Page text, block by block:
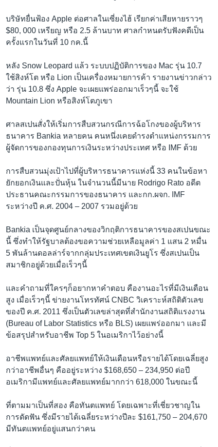
บริษัทยื่นฟ้อง Apple ต่อศาลในเซี่ยงไฮ้ เรียกค่าเสียหายราวๆ
$80, 000 เหรียญ หรือ 2.5 ล้านบาท ศาลกำหนดรับฟังคดีเป็น
ครั้งแรกในวันที่ 10 กค.นี้
หลัง Snow Leopard แล้ว ระบบปฏิบัติการของ Mac รุ่น 10.7
ใช้สิงห์โต หรือ Lion เป็นเครื่องหมายการค้า รายงานข่าวกล่าว
ว่า รุ่น 10.8 ซึ่ง Apple จะเผยแพร่ออกมาเร็วๆนี้ จะใช้
Mountain Lion หรือสิงห์โตภูเขา
ศาลสเปนสั่งให้เริ่มการสืบสวนกรณีการฉ้อโกงของผู้บริหาร
ธนาคาร Bankia หลายคน คนหนึ่งเคยดำรงตำแหน่งกรรมการ
ผู้จัดการของกองทุนการเงินระหว่างประเทศ หรือ IMF ด้วย
การสืบสวนมุ่งเป้าไปที่ผู้บริหารธนาคารแห่งนี้ 33 คนในข้อหา
ยักยอกเงินและปั่นหุ้น ในจำนวนนี้มีนาย Rodrigo Rato อดีต
ประธานคณะกรรมการของธนาคาร และกก.ผจก. IMF
ระหว่างปี ค.ศ. 2004 – 2007 รวมอยู่ด้วย
Bankia เป็นจุดศูนย์กลางของวิกฤติการธนาคารของสเปนขณะ
นี้ ซึ่งทำให้รัฐบาลต้องขอความช่วยเหลือมูลค่า 1 แสน 2 หมื่น
5 พันล้านดอลล่าร์จากกลุ่มประเทศเขตเงินยูโร ซึ่งสเปนเป็น
สมาชิกอยู่ด้วยเมื่อเร็วๆนี้
และคำถามที่ใครๆก็อยากหาคำตอบ คืองานอะไรที่มีเงินเดือน
สูง เมื่อเร็วๆนี้ ข่ายงานโทรทัศน์ CNBC วิเคราะห์สถิติตัวเลข
ของปี ค.ศ. 2011 ซึ่งเป็นตัวเลขล่าสุดที่สำนักงานสถิติแรงงาน
(Bureau of Labor Statistics หรือ BLS) เผยแพร่ออกมา และมี
ข้อสรุปสำหรับอาชีพ Top 5 ในอเมริกาไว้อย่างนี้
อาชีพแพทย์และศัลยแพทย์ให้เงินเดือนหรือรายได้โดยเฉลี่ยสูง
กว่าอาชีพอื่นๆ คืออยู่ระหว่าง $168,650 – 234,950 ต่อปี
อเมริกามีแพทย์และศัลยแพทย์มากกว่า 618,000 ในขณะนี้
ที่ตามมาเป็นที่สอง คือทันตแพทย์ โดยเฉพาะที่เชี่ยวชาญใน
การดัดฟัน ซึ่งมีรายได้เฉลี่ยระหว่างปีละ $161,750 – 204,670
มีทันตแพทย์อยู่แสนกว่าคน